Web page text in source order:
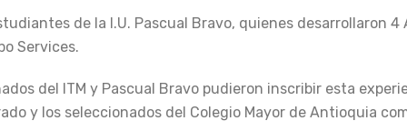
de la I.U. Pascual Bravo, quienes desarrollaron 4
Services.
del ITM y Pascual Bravo pudieron inscribir esta
y los seleccionados del Colegio Mayor de Antioquia